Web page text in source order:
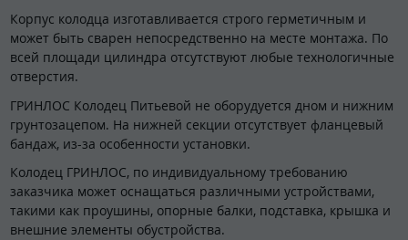
Корпус колодца изготавливается строго герметичным и
может быть сварен непосредственно на месте монтажа. По
всей площади цилиндра отсутствуют любые технологичные
отверстия.
ГРИНЛОС Колодец Питьевой не оборудуется дном и нижним
грунтозацепом. На нижней секции отсутствует фланцевый
бандаж, из-за особенности установки.
Колодец ГРИНЛОС, по индивидуальному требованию
заказчика может оснащаться различными устройствами,
такими как проушины, опорные балки, подставка, крышка и
внешние элементы обустройства.